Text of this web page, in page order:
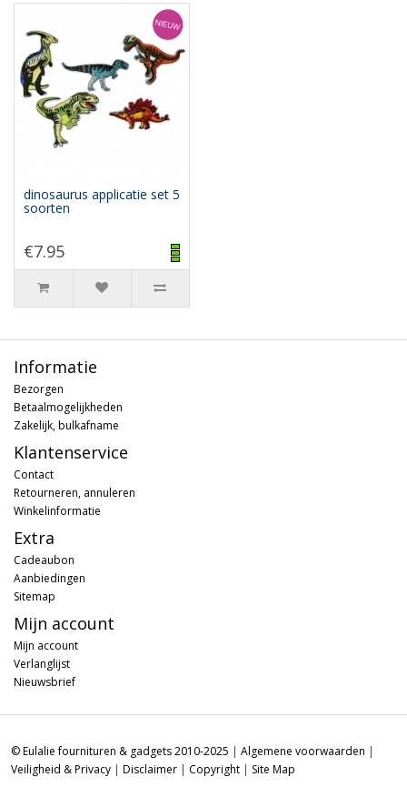
dinosaurus applicatie set 5
soorten
€7.95
Informatie
Bezorgen
Betaalmogelijkheden
Zakelijk, bulkafname
Klantenservice
Contact
Retourneren, annuleren
Winkelinformatie
Extra
Cadeaubon
Aanbiedingen
Sitemap
Mijn account
Mijn account
Verlanglijst
Nieuwsbrief
© Eulalie fournituren & gadgets 2010-2025 | Algemene voorwaarden |
Veiligheid & Privacy | Disclaimer | Copyright | Site Map